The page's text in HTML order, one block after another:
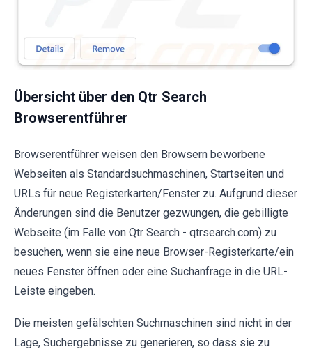
Übersicht über den Qtr Search
Browserentführer
Browserentführer weisen den Browsern beworbene
Webseiten als Standardsuchmaschinen, Startseiten und
URLs für neue Registerkarten/Fenster zu. Aufgrund dieser
Änderungen sind die Benutzer gezwungen, die gebilligte
Webseite (im Falle von Qtr Search - qtrsearch.com) zu
besuchen, wenn sie eine neue Browser-Registerkarte/ein
neues Fenster öffnen oder eine Suchanfrage in die URL-
Leiste eingeben.
Die meisten gefälschten Suchmaschinen sind nicht in der
Lage, Suchergebnisse zu generieren, so dass sie zu